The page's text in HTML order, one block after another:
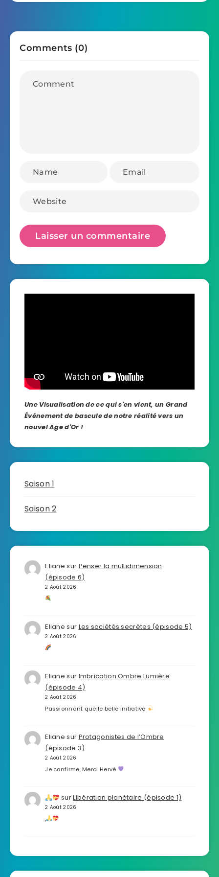
Comments (0)
Une Visualisation de ce qui s'en vient, un Grand
Événement de bascule de notre réalité vers un
nouvel Age d'Or !
Saison 1
Saison 2
Eliane sur Penser la multidimension
(épisode 6)
2 Août 2026
Eliane sur Les sociétés secrètes (épisode 5)
2 Août 2026
Eliane sur Imbrication Ombre Lumière
(épisode 4)
2 Août 2026
Passionnant quelle belle initiative
Eliane sur Protagonistes de l’Ombre
(épisode 3)
2 Août 2026
Je confirme, Merci Hervé
surLibération planétaire (épisode 1)
2 Août 2026
,